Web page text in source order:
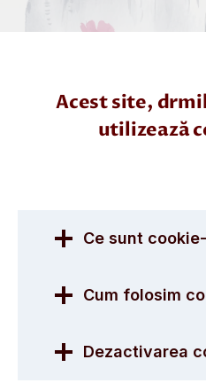
Acest site,
utilizează
Ce sunt
Cum folosim
Dezactivarea